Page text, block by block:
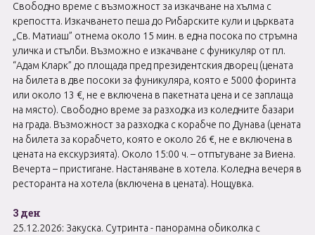
Свободно време с възможност за изкачване на хълма с
крепостта. Изкачването пеша до Рибарските кули и църквата
„Св. Матиаш” отнема около 15 мин. в една посока по стръмна
уличка и стълби. Възможно е изкачване с фуникуляр от пл.
“Адам Кларк” до площада пред президентския дворец (цената
на билета в две посоки за фуникуляра, която е 5000 форинта
или около 13 €, не е включена в пакетната цена и се заплаща
на място). Свободно време за разходка из коледните базари
на града. Възможност за разходка с корабче по Дунава (цената
на билета за корабчето, която е около 26 €, не е включена в
цената на екскурзията). Около 15:00 ч. – отпътуване за Виена.
Вечерта – пристигане. Настаняване в хотела. Коледна вечеря в
ресторанта на хотела (включена в цената). Нощувка.
3 ден
25.12.2026: Закуска. Сутринта - панорамна обиколка с